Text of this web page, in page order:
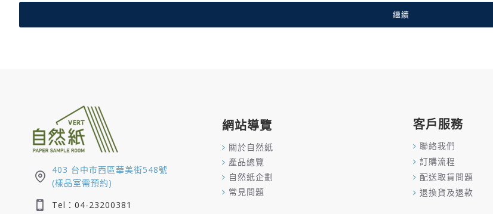
繼續
403 台中市西區華美街548號
(樣品室需預約)
Tel：04-23200381
網站導覽
關於自然紙
產品總覽
自然紙企劃
常見問題
客戶服務
聯絡我們
訂購流程
配送取貨問題
退換貨及退款